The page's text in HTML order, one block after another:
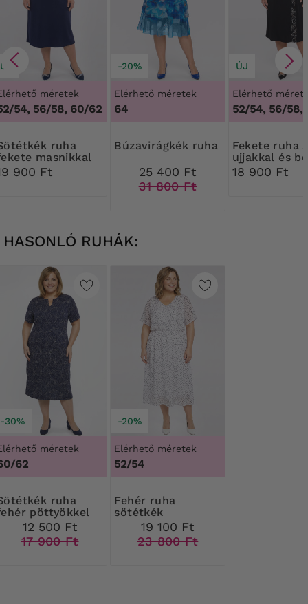
ÚJ
méretek
54, 56/58, 60/62
masnikkal
900 Ft
-20%
Elérhető méretek
64
Búzavirágkék ruha
25 400 Ft
31 800 Ft
ÚJ
Elérhető
52/54, 56/58,
Fekete ruha sifon
ujjakkal és
fehér
18 900 Ft
HASONLÓ RUHÁK:
-30%
méretek
62
pöttyökkel
12 500 Ft
17 900 Ft
-20%
Elérhető méretek
52/54
Fehér ruha
sötétkék
pöttyökkel
19 100 Ft
23 800 Ft